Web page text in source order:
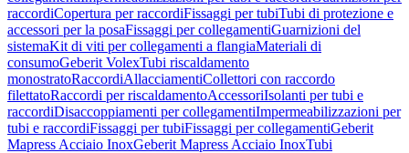
raccordiCopertura per raccordiFissaggi per tubiTubi di protezione e
accessori per la posaFissaggi per collegamentiGuarnizioni del
sistemaKit di viti per collegamenti a flangiaMateriali di
consumoGeberit VolexTubi riscaldamento
monostratoRaccordiAllacciamentiCollettori con raccordo
filettatoRaccordi per riscaldamentoAccessoriIsolanti per tubi e
raccordiDisaccoppiamenti per collegamentiImpermeabilizzazioni per
tubi e raccordiFissaggi per tubiFissaggi per collegamentiGeberit
Mapress Acciaio InoxGeberit Mapress Acciaio InoxTubi